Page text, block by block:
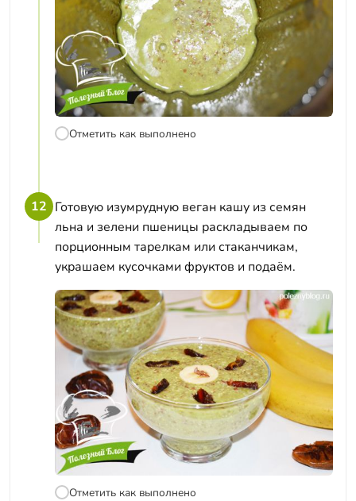
Отметить как выполнено
12 Готовую изумрудную веган кашу из семян
льна и зелени пшеницы раскладываем по
порционным тарелкам или стаканчикам,
украшаем кусочками фруктов и подаём.
Отметить как выполнено